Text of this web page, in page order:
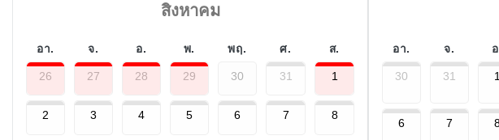
สิงหาคม
อา. จ. อ. พ. พฤ. ศ. ส.
26 27 28 29 30 31 1
2 3 4 5 6 7 8
อา. จ.
30 31
6 7